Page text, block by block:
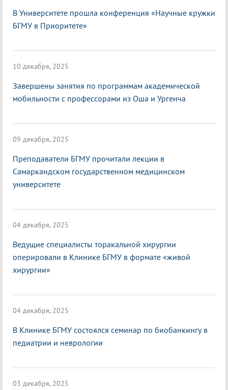
В Университете прошла конференция «Научные кружки
БГМУ в Приоритете»
10 декабря, 2025
Завершены занятия по программам академической
мобильности с профессорами из Оша и Ургенча
09 декабря, 2025
Преподаватели БГМУ прочитали лекции в
Самаркандском государственном медицинском
университете
04 декабря, 2025
Ведущие специалисты торакальной хирургии
оперировали в Клинике БГМУ в формате «живой
хирургии»
04 декабря, 2025
В Клинике БГМУ состоялся семинар по биобанкингу в
педиатрии и неврологии
03 декабря, 2025